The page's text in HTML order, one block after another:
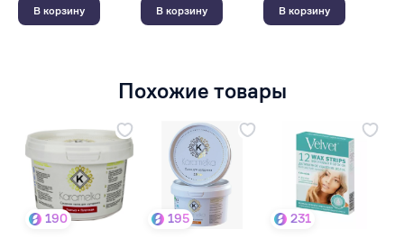
В корзину В корзину В корзину
Похожие товары
190 195 231